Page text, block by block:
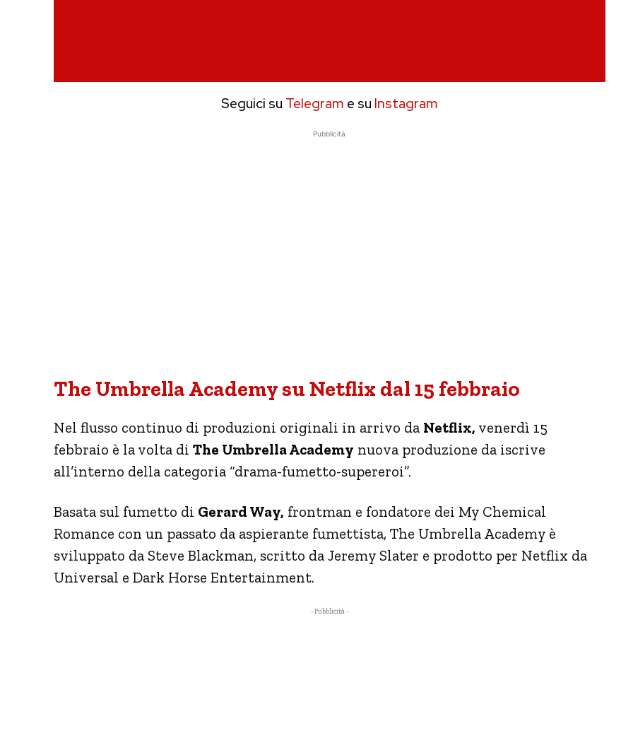
Seguici su Telegram e su Instagram
Pubblicità
The Umbrella Academy su Netflix dal 15 febbraio
Nel flusso continuo di produzioni originali in arrivo da Netflix, venerdì 15
febbraio è la volta di The Umbrella Academy nuova produzione da iscrive
all’interno della categoria “drama-fumetto-supereroi”.
Basata sul fumetto di Gerard Way, frontman e fondatore dei My Chemical
Romance con un passato da aspierante fumettista, The Umbrella Academy è
sviluppato da Steve Blackman, scritto da Jeremy Slater e prodotto per Netflix da
Universal e Dark Horse Entertainment.
- Pubblicità -